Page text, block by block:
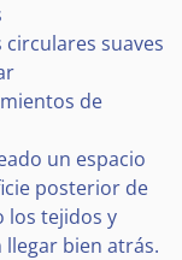
suaves
de
un espacio
posterior de
los tejidos y
bien atrás.